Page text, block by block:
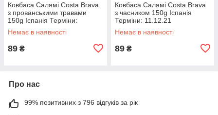
Ковбаса Салямі Costa Brava
з прованськими травами
150g Іспанія Терміни:
10.12.21
Немає в наявності
89 ₴
Ковбаса Салямі Costa Brava
з часником 150g Іспанія
Терміни: 11.12.21
Немає в наявності
89 ₴
Про нас
99% позитивних з 796 відгуків за рік